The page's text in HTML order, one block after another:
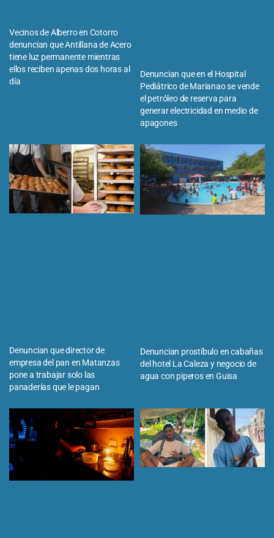
Vecinos de Alberro en Cotorro
denuncian que Antillana de Acero
tiene luz permanente mientras
ellos reciben apenas dos horas al
día
Denuncian que en el Hospital
Pediátrico de Marianao se vende
el petróleo de reserva para
generar electricidad en medio de
apagones
Denuncian que director de
empresa del pan en Matanzas
pone a trabajar solo las
panaderías que le pagan
Denuncian prostíbulo en cabañas
del hotel La Caleza y negocio de
agua con piperos en Guisa